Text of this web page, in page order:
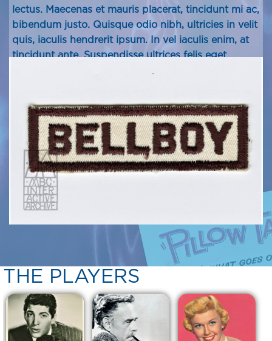
lectus. Maecenas et mauris placerat, tincidunt mi ac,
bibendum justo. Quisque odio nibh, ultricies in velit
quis, iaculis hendrerit ipsum. In vel iaculis enim, at
tincidunt ante. Suspendisse ultrices felis eget
THE PLAYERS